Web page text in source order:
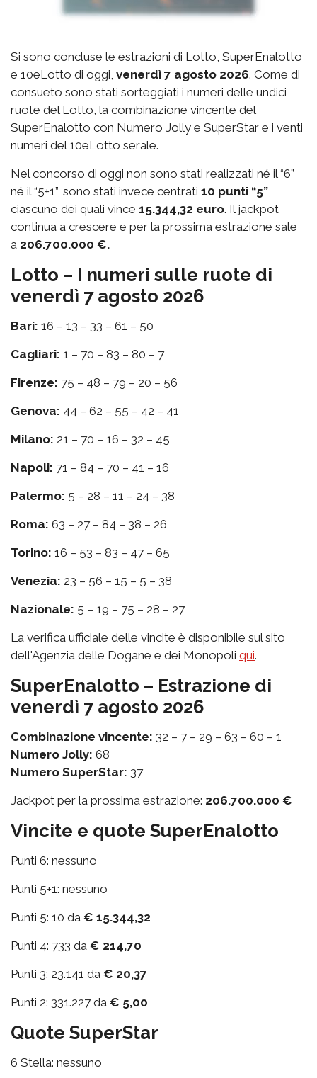
Si sono concluse le estrazioni di Lotto, SuperEnalotto
e 10eLotto di oggi, venerdì 7 agosto 2026. Come di
consueto sono stati sorteggiati i numeri delle undici
ruote del Lotto, la combinazione vincente del
SuperEnalotto con Numero Jolly e SuperStar e i venti
numeri del 10eLotto serale.
Nel concorso di oggi non sono stati realizzati né il “6”
né il “5+1”, sono stati invece centrati 10 punti “5”
ciascuno dei quali vince 15.344,32 euro. Il jackpot
continua a crescere e per la prossima estrazione sale
a 206.700.000 €.
Lotto – I numeri sulle ruote di
venerdì 7 agosto 2026
Bari: 16 – 13 – 33 – 61 – 50
Cagliari: 1 – 70 – 83 – 80 – 7
Firenze: 75 – 48 – 79 – 20 – 56
Genova: 44 – 62 – 55 – 42 – 41
Milano: 21 – 70 – 16 – 32 – 45
Napoli: 71 – 84 – 70 – 41 – 16
Palermo: 5 – 28 – 11 – 24 – 38
Roma: 63 – 27 – 84 – 38 – 26
Torino: 16 – 53 – 83 – 47 – 65
Venezia: 23 – 56 – 15 – 5 – 38
Nazionale: 5 – 19 – 75 – 28 – 27
La verifica ufficiale delle vincite è disponibile sul sito
dell'Agenzia delle Dogane e dei Monopoli qui.
SuperEnalotto – Estrazione di
venerdì 7 agosto 2026
Combinazione vincente: 32 – 7 – 29 – 63 – 60 – 1
Numero Jolly: 68
Numero SuperStar: 37
Jackpot per la prossima estrazione: 206.700.000 €
Vincite e quote SuperEnalotto
Punti 6: nessuno
Punti 5+1: nessuno
Punti 5: 10 da € 15.344,32
Punti 4: 733 da € 214,70
Punti 3: 23.141 da € 20,37
Punti 2: 331.227 da € 5,00
Quote SuperStar
6 Stella: nessuno